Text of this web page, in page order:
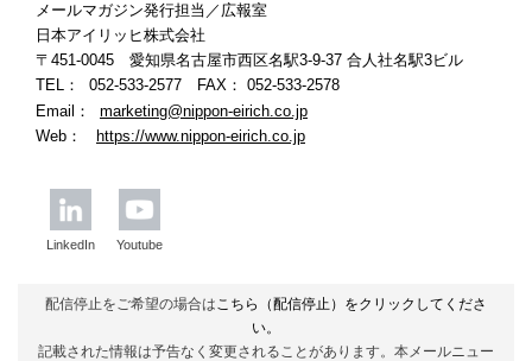
メールマガジン発行担当／広報室
日本アイリッヒ株式会社
〒451-0045 愛知県名古屋市西区名駅3-9-37 合人社名駅3ビル
TEL： 052-533-2577 FAX ： 052-533-2578
Email：
marketing@nippon-eirich.co.jp
Web：
https://www.nippon-eirich.co.jp
LinkedIn Youtube
配信停止をご希望の場合はこちら（配信停止） をクリックしてくださ
い。
記載された情報は予告なく変更されることがあります。本メールニュー